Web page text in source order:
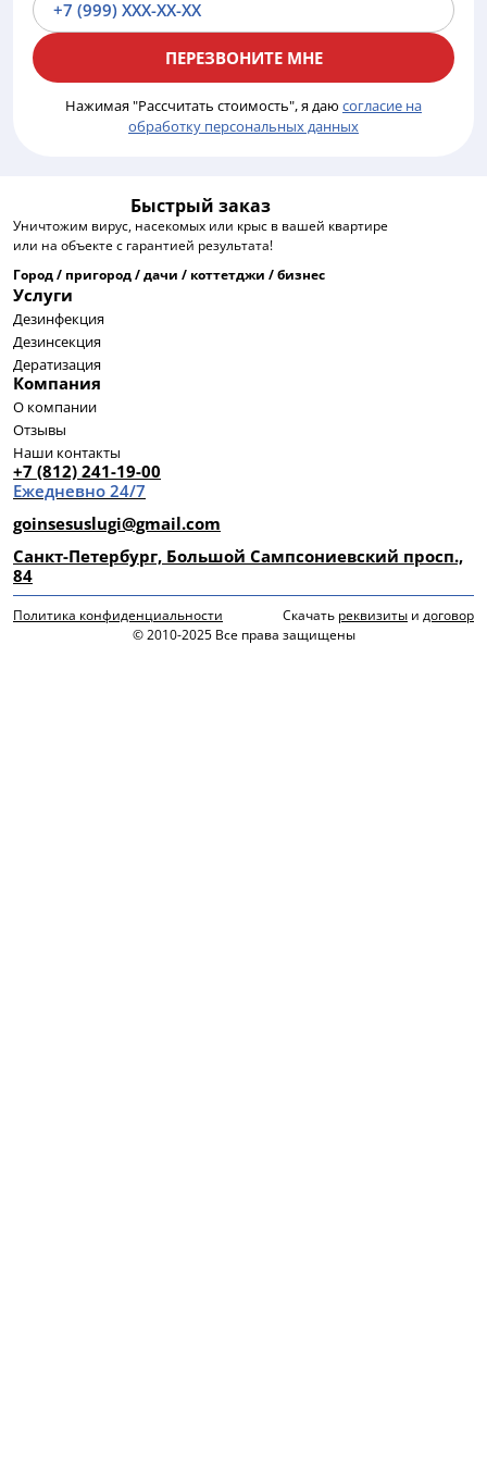
Нажимая "Рассчитать стоимость", я даю согласие на
обработку персональных данных
Быстрый заказ
Уничтожим вирус, насекомых или крыс в вашей квартире
или на объекте с гарантией результата!
Город / пригород / дачи / коттетджи / бизнес
Услуги
Дезинфекция
Дезинсекция
Дератизация
Компания
О компании
Отзывы
Наши контакты
+7 (812) 241-19-00
Ежедневно 24/7
goinsesuslugi@gmail.com
Санкт-Петербург, Большой Сампсониевский просп.,
84
Политика конфиденциальности
© 2010-2025 Все права защищены
Скачать реквизиты и договор